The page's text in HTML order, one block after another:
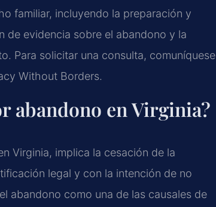
familiar, incluyendo la preparación y
de evidencia sobre el abandono y la
Para solicitar una consulta, comuníquese
Without Borders.
abandono en Virginia?
Virginia, implica la cesación de la
legal y con la intención de no
abandono como una de las causales de